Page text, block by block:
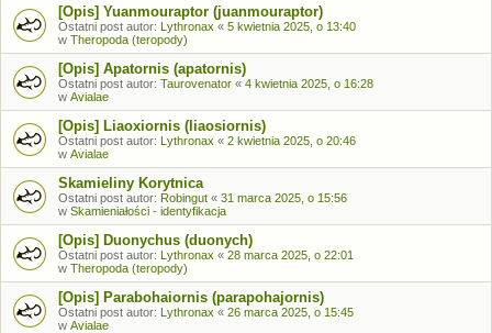
[Opis] Yuanmouraptor (juanmouraptor)
Ostatni post autor: Lythronax « 5 kwietnia 2025, o 13:40
w Theropoda (teropody)
[Opis] Apatornis (apatornis)
Ostatni post autor: Taurovenator « 4 kwietnia 2025, o 16:28
w Avialae
[Opis] Liaoxiornis (liaosiornis)
Ostatni post autor: Lythronax « 2 kwietnia 2025, o 20:46
w Avialae
Skamieliny Korytnica
Ostatni post autor: Robingut « 31 marca 2025, o 15:56
w Skamieniałości - identyfikacja
[Opis] Duonychus (duonych)
Ostatni post autor: Lythronax « 28 marca 2025, o 22:01
w Theropoda (teropody)
[Opis] Parabohaiornis (parapohajornis)
Ostatni post autor: Lythronax « 26 marca 2025, o 15:45
w Avialae